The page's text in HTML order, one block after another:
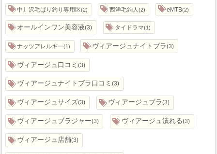
中丿沢毛ばり釣り専用区 2 西洋毛鉤人 2 eMTB 2
オールインワン美容液 3 タイドラマ 1
ナッツアレルギー 1 ヴィアージュナイトブラ 3
ヴィアージュ口コミ 3
ヴィアージュナイトブラ口コミ 3
ヴィアージュサイズ 3 ヴィアージュブラ 3
ヴィアージュブラジャー 3 ヴィアージュ潰れる 3
ヴィアージュ店舗 3